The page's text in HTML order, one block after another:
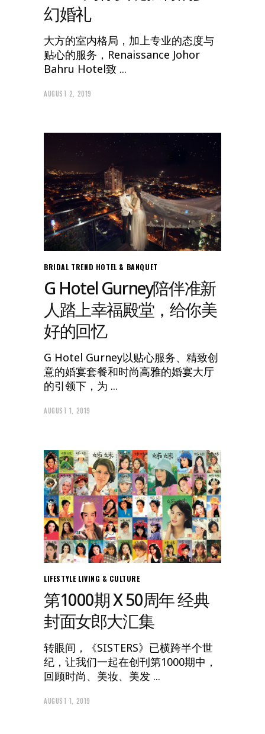
幻婚礼
大方的室内格局，加上专业的态度与
贴心的服务，Renaissance Johor
Bahru Hotel致
AUGUST 2, 2019
BRIDAL TREND HOTEL & BANQUET
G Hotel Gurney陪伴准新
人踏上幸福殿堂，给你美
好的回忆
G Hotel Gurney以贴心服务、精致创
意的婚宴套餐和时尚高雅的婚宴大厅
的引领下，为
AUGUST 1, 2019
LIFESTYLE LIVING & CULTURE
第1000期 X 50周年 经典
封面女郎大汇集
转眼间，《SISTERS》已横跨半个世
纪，让我们一起在创刊第1000期中，
回顾时尚、美妆、美发
AUGUST 1, 2019